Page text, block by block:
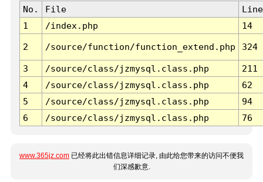
No. File
Line
1
/index.php 14
2 /source/function/function_extend.php 324
3 /source/class/jzmysql.class.php
211
4
/source/class/jzmysql.class.php
62
5
/source/class/jzmysql.class.php
94
6
/source/class/jzmysql.class.php 76
www.365jz.com 已经将此出错信息详细记录, 由此给您带来的访问不便我
们深感歉意.